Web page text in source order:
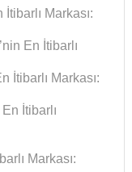
Markası:
En İtibarlı
İtibarlı Markası:
İtibarlı
Markası: